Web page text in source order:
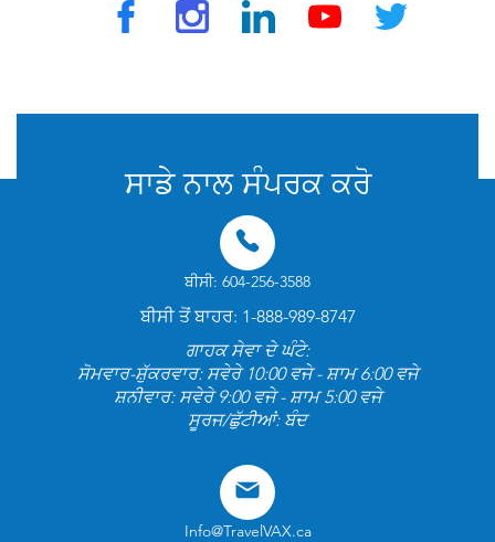
ਸਾਡੇ ਨਾਲ ਸੰਪਰਕ ਕਰੋ
ਬੀਸੀ: 604-256-3588
ਬੀਸੀ ਤੋਂ ਬਾਹਰ: 1-888-989-8747
ਗਾਹਕ ਸੇਵਾ ਦੇ ਘੰਟੇ:
ਸੋਮਵਾਰ-ਸ਼ੁੱਕਰਵਾਰ: ਸਵੇਰੇ 10:00 ਵਜੇ - ਸ਼ਾਮ 6:00 ਵਜੇ
ਸ਼ਨੀਵਾਰ: ਸਵੇਰੇ 9:00 ਵਜੇ - ਸ਼ਾਮ 5:00 ਵਜੇ
ਸੂਰਜ/ਛੁੱਟੀਆਂ: ਬੰਦ
Info@TravelVAX.ca